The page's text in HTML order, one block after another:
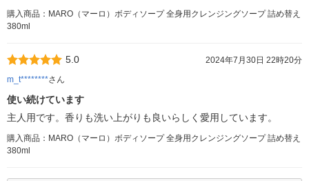
購入商品：MARO（マーロ）ボディソープ 全身用クレンジングソープ 詰め替え
380ml
5.0
2024年7月30日 22時20分
m_t********さん
使い続けています
主人用です。香りも洗い上がりも良いらしく愛用しています。
購入商品：MARO（マーロ）ボディソープ 全身用クレンジングソープ 詰め替え
380ml